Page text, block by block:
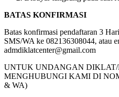
BATAS KONFIRMASI
Batas konfirmasi pendaftaran 3
SMS/WA ke 082136308044, atau
admdiklatcenter@gmail.com
UNTUK UNDANGAN
MENGHUBUNGI KAMI DI
& WA)